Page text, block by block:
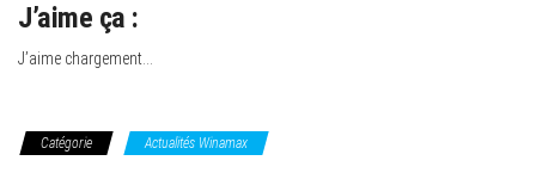
J’aime ça :
J’aime chargement…
Catégorie Actualités Winamax